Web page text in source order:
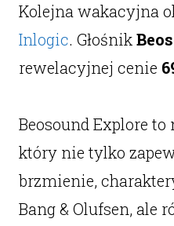
Kolejna wakacyjna
Inlogic. Głośnik
rewelacyjnej cenie
Beosound Explore to
który nie tylko
brzmienie,
Bang & Olufsen, ale